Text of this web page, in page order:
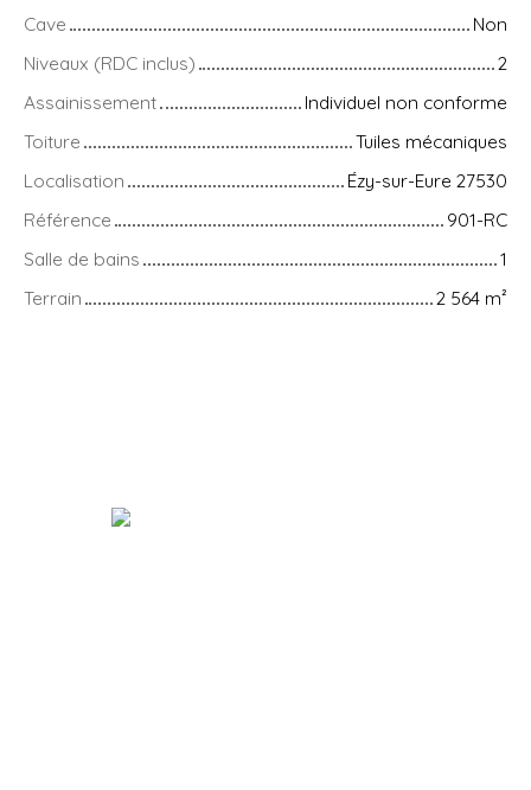
Cave
Non
Niveaux (RDC inclus)
2
Assainissement
Individuel non conforme
Toiture
Tuiles mécaniques
Localisation
Ézy-sur-Eure 27530
Référence
901-RC
Salle de bains
1
Terrain
2 564 m²